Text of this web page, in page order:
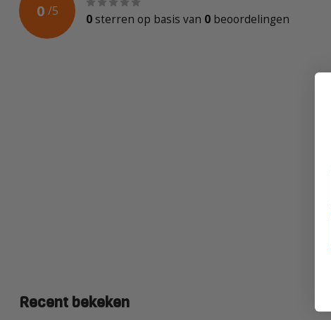
0 /5
0 sterren op basis van 0 beoordelingen
Recent bekeken